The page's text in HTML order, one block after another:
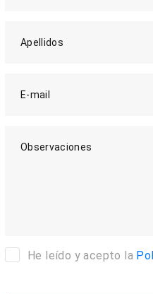
Apellidos
E-mail
Observaciones
He leído y acepto la